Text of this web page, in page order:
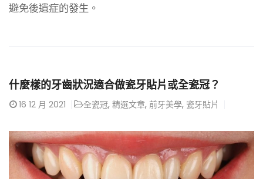
避免後遺症的發生。
什麼樣的牙齒狀況適合做瓷牙貼片或全瓷冠？
16 12 月 2021 全瓷冠, 精選文章, 前牙美學, 瓷牙貼片